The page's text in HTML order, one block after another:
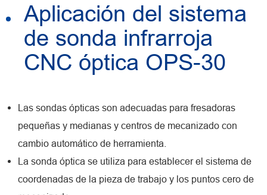
Aplicación del sistema
de sonda infrarroja
CNC óptica OPS-30
Las sondas ópticas son adecuadas para fresadoras
pequeñas y medianas y centros de mecanizado con
cambio automático de herramienta.
La sonda óptica se utiliza para establecer el sistema de
coordenadas de la pieza de trabajo y los puntos cero de